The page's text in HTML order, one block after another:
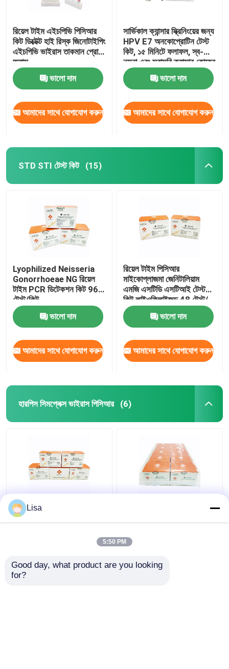
রিয়েল টাইম এইচপিভি পিসিআর
কিট ডিক্টেক্ট হাই রিস্ক জিনোটাইপিং
এইচপিভি ভাইরাস তাকমান প্রোব
অ্যাস
ভালো দাম
আমাদের সাথে যোগাযোগ করুন
সার্ভিকাল ক্যান্সার স্ক্রিনিংয়ের জন্য
HPV E7 অনকোপ্রোটিন টেস্ট
কিট, ১৫ মিনিটে ফলাফল, স্ব-
নমুনা এবং সরাসরি ক্যান্সার কোষের
প্রোটিন সনাক্তকরণ
ভালো দাম
আমাদের সাথে যোগাযোগ করুন
STD STI টেস্ট কিট (15)
Lyophilized Neisseria
Gonorrhoeae NG রিয়েল
টাইম PCR ডিটেকশন কিট 96
টেস্ট/কিট
ভালো দাম
আমাদের সাথে যোগাযোগ করুন
রিয়েল টাইম পিসিআর
মাইকোপ্লাজমা জেনিটালিয়াম
এমজি এসটিডি এসটিআই টেস্ট
কিট লাইওফিলাইজড 48 টেস্ট/
কিট
ভালো দাম
আমাদের সাথে যোগাযোগ করুন
হারপিস সিমপ্লেক্স ভাইরাস পিসিআর (6)
রিয়েল টাইম HSV-6 হারপিস
সিমপ্লেক্স ভাইরাস পিসিআর
Lisa
5:50 PM
Good day, what product are you looking
for?